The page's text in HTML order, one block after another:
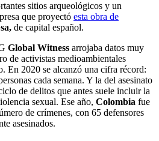
sitios arqueológicos y un
que proyectó esta obra de
de capital español.
Global Witness arrojaba datos muy
de activistas medioambientales
En 2020 se alcanzó una cifra récord:
cada semana. Y la del asesinato
de delitos que antes suele incluir la
sexual. Ese año, Colombia fue
de crímenes, con 65 defensores
asesinados.